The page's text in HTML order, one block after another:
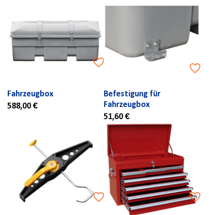
Fahrzeugbox
588,00 €
Befestigung für
Fahrzeugbox
51,60 €